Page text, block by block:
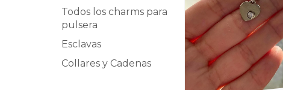
Todos los charms para
pulsera
Esclavas
Collares y Cadenas